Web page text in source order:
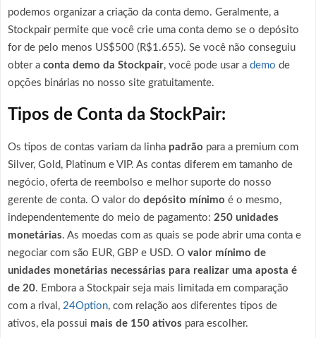
podemos organizar a criação da conta demo. Geralmente, a
Stockpair permite que você crie uma conta demo se o depósito
for de pelo menos US$500 (R$1.655). Se você não conseguiu
obter a conta demo da Stockpair, você pode usar a demo de
opções binárias no nosso site gratuitamente.
Tipos de Conta da StockPair:
Os tipos de contas variam da linha padrão para a premium com
Silver, Gold, Platinum e VIP. As contas diferem em tamanho de
negócio, oferta de reembolso e melhor suporte do nosso
gerente de conta. O valor do depósito mínimo é o mesmo,
independentemente do meio de pagamento: 250 unidades
monetárias. As moedas com as quais se pode abrir uma conta e
negociar com são EUR, GBP e USD. O valor mínimo de
unidades monetárias necessárias para realizar uma aposta é
de 20. Embora a Stockpair seja mais limitada em comparação
com a rival, 24Option, com relação aos diferentes tipos de
ativos, ela possui mais de 150 ativos para escolher.